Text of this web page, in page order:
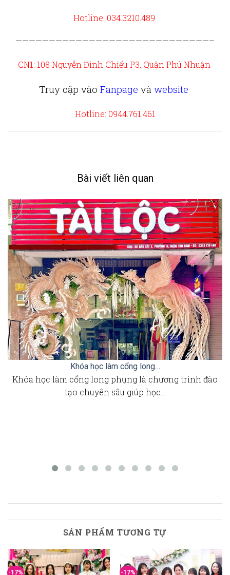
Hotline: 034.3210.489
—————————————————————————————–
CN1: 108 Nguyễn Đình Chiểu P3, Quận Phú Nhuận
Truy cập vào Fanpage và website
Hotline: 0944.761.461
Bài viết liên quan
Khóa học làm cổng long…
Khóa học làm cổng long phụng là chương trình đào
tạo chuyên sâu giúp học…
SẢN PHẨM TƯƠNG TỰ
-17% -17%